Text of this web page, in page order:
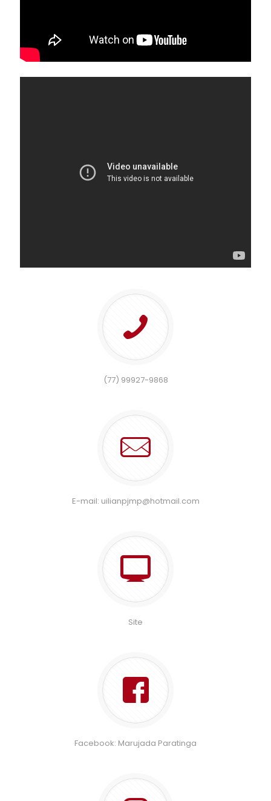
(77) 99927-9868
E-mail: uilianpjmp@hotmail.com
Site
Facebook: Marujada Paratinga